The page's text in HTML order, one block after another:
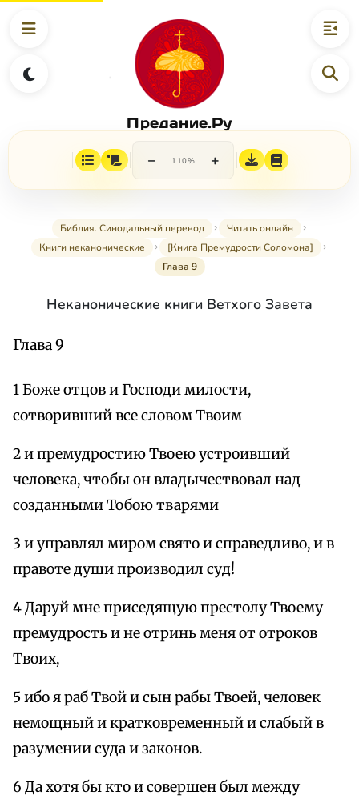
Предание.Ру
− 110% +
Библия. Синодальный перевод
Читать онлайн
Книги неканонические
[Книга Премудрости Соломона]
Глава 9
Неканонические книги Ветхого Завета
Глава 9
1 Боже отцов и Господи милости,
сотворивший все словом Твоим
2 и премудростию Твоею устроивший
человека, чтобы он владычествовал над
созданными Тобою тварями
3 и управлял миром свято и справедливо, и в
правоте души производил суд!
4 Даруй мне приседящую престолу Твоему
премудрость и не отринь меня от отроков
Твоих,
5 ибо я раб Твой и сын рабы Твоей, человек
немощный и кратковременный и слабый в
разумении суда и законов.
6 Да хотя бы кто и совершен был между